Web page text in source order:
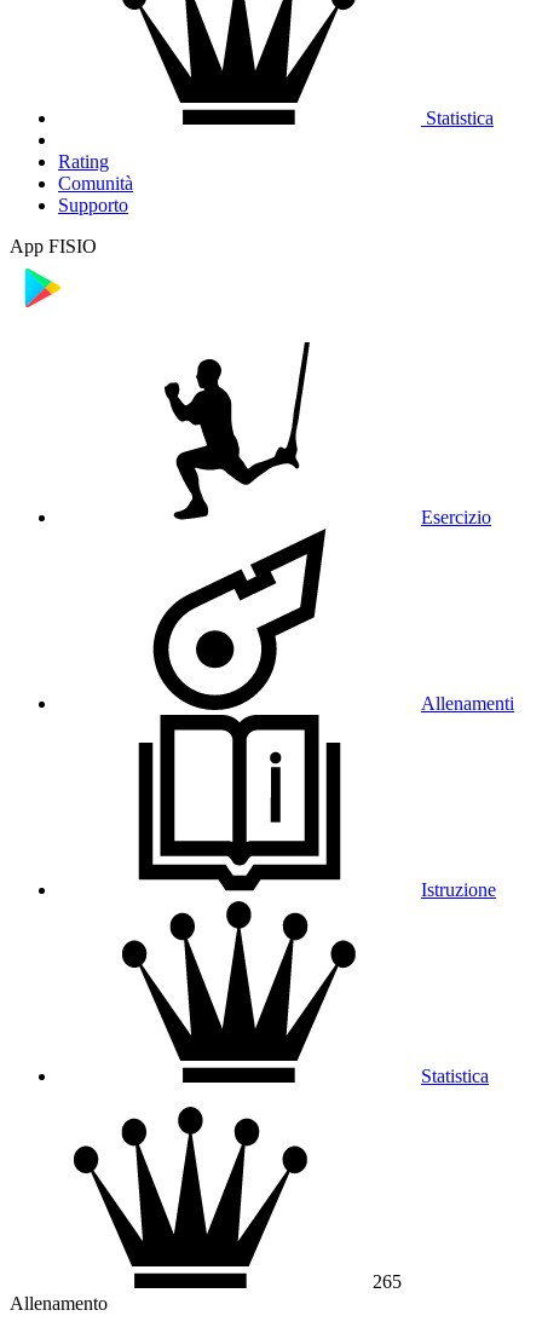
Statistica
Rating
Comunità
Supporto
App FISIO
Esercizio
Allenamenti
Istruzione
Statistica
265
Allenamento